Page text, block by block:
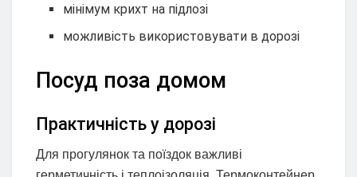
мінімум крихт на підлозі
можливість використовувати в дорозі
Посуд поза домом
Практичність у дорозі
Для прогулянок та поїздок важливі